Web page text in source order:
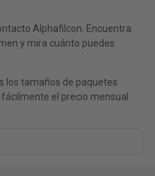
Alphafilcon. Encuentra
y mira cuánto puedes
los tamaños de paquetes
el precio mensual